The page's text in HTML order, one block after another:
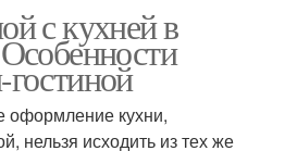
с кухней в
оформление кухни,
нельзя исходить из тех же